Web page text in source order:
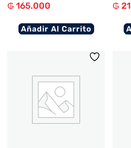
₲ 165.000
Añadir Al Carrito
₲